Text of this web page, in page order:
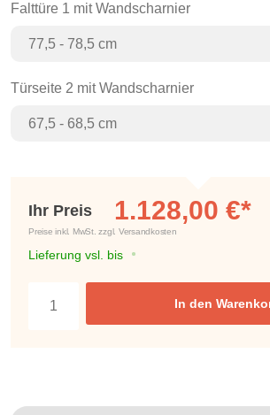
Falttüre 1 mit Wandscharnier
77,5 - 78,5 cm
Türseite 2 mit Wandscharnier
67,5 - 68,5 cm
Ihr Preis 1.128,00 €*
Preise inkl. MwSt. zzgl. Versandkosten
Lieferung vsl. bis
In den